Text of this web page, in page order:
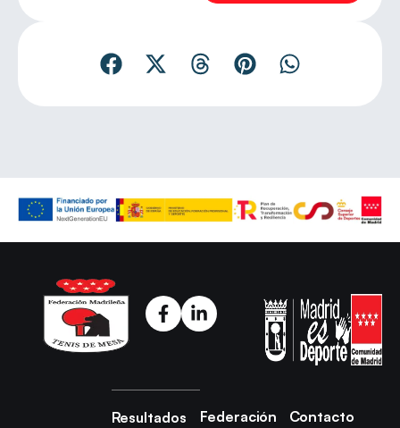
Resultados
Federación
Contacto